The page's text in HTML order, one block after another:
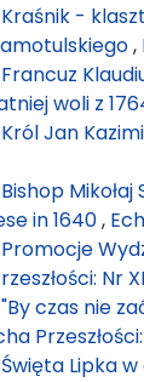
Kraśnik -
,
Francuz
woli z
Król Jan
Bishop
in 1640,
Promocje
Nr
"By czas nie
Święta Lipka